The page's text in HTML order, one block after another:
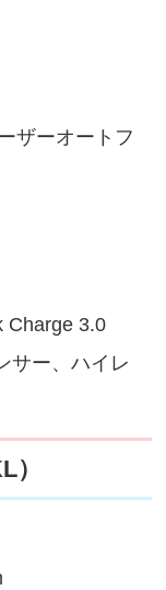
ザーオートフ
Charge 3.0
サー、ハイレ